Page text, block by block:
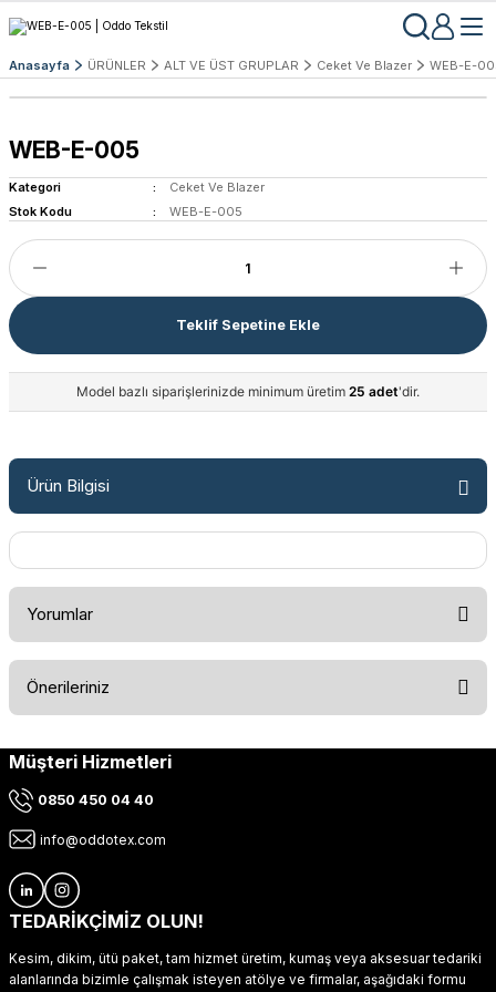
Anasayfa ÜRÜNLER ALT VE ÜST GRUPLAR Ceket Ve Blazer WEB-E-
WEB-E-005
Kategori
Ceket Ve Blazer
Stok Kodu
WEB-E-005
Teklif Sepetine Ekle
Model bazlı siparişlerinizde minimum üretim 25 adet'dir.
Ürün Bilgisi
Yorumlar
Önerileriniz
Bu ürünün fiyat bilgisi, resim, ürün açıklamalarında ve diğer
kullanarak tarafımıza iletebilirsiniz.
Ürün resmi kalitesiz, bozuk veya görüntülenemiyor.
Ürün açıklamasında eksik bilgiler bulunuyor.
Ürün fiyatı diğer sitelerden daha pahalı.
Müşteri Hizmetleri
0850 450 04 40
info@oddotex.com
TEDARİKÇİMİZ OLUN!
Kesim, dikim, ütü paket, tam hizmet üretim, kumaş veya aksesuar tedariki
alanlarında bizimle çalışmak isteyen atölye ve firmalar, aşağıdaki formu